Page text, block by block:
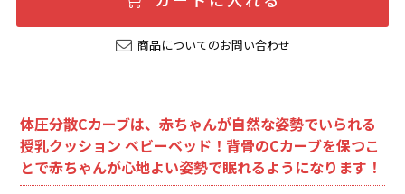
商品についてのお問い合わせ
体圧分散Cカーブは、赤ちゃんが自然な姿勢でいられる
授乳クッション ベビーベッド！背骨のCカーブを保つこ
とで赤ちゃんが心地よい姿勢で眠れるようになります！